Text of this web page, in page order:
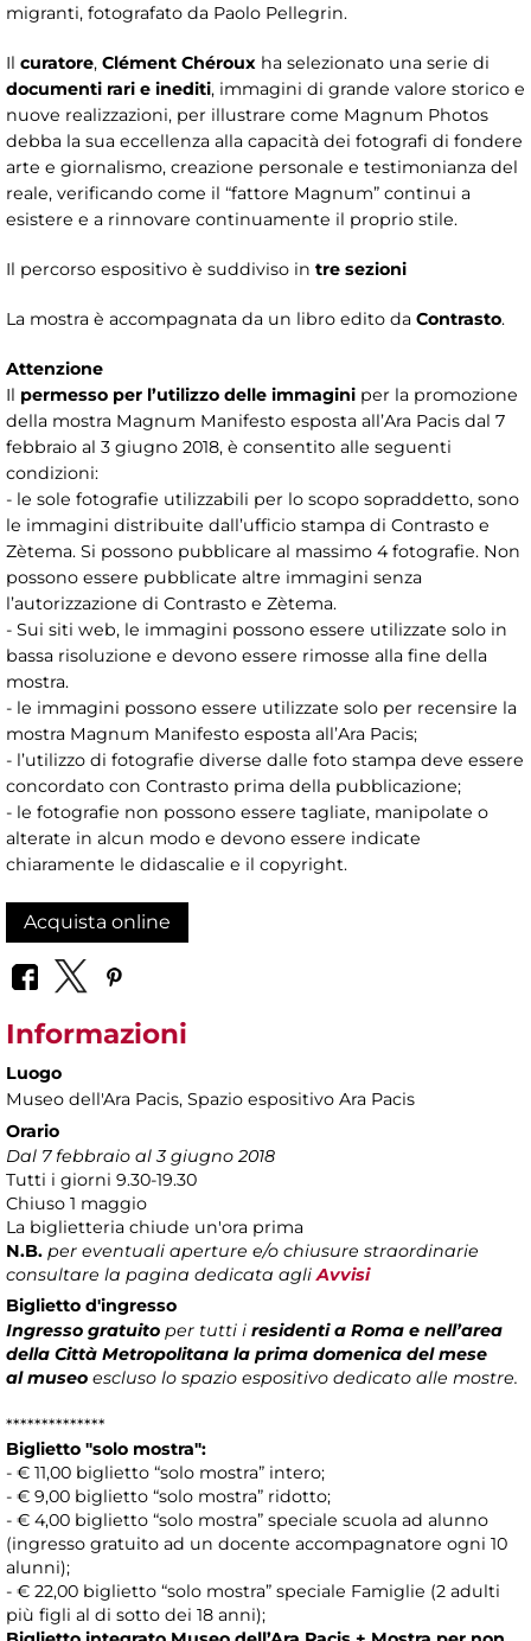
migranti, fotografato da Paolo Pellegrin.
Il curatore, Clément Chéroux ha selezionato una serie di
documenti rari e inediti, immagini di grande valore storico e
nuove realizzazioni, per illustrare come Magnum Photos
debba la sua eccellenza alla capacità dei fotografi di fondere
arte e giornalismo, creazione personale e testimonianza del
reale, verificando come il “fattore Magnum” continui a
esistere e a rinnovare continuamente il proprio stile.
Il percorso espositivo è suddiviso in tre sezioni
La mostra è accompagnata da un libro edito da Contrasto.
Attenzione
Il permesso per l’utilizzo delle immagini per la promozione
della mostra Magnum Manifesto esposta all’Ara Pacis dal 7
febbraio al 3 giugno 2018, è consentito alle seguenti
condizioni:
- le sole fotografie utilizzabili per lo scopo sopraddetto, sono
le immagini distribuite dall’ufficio stampa di Contrasto e
Zètema. Si possono pubblicare al massimo 4 fotografie. Non
possono essere pubblicate altre immagini senza
l’autorizzazione di Contrasto e Zètema.
- Sui siti web, le immagini possono essere utilizzate solo in
bassa risoluzione e devono essere rimosse alla fine della
mostra.
- le immagini possono essere utilizzate solo per recensire la
mostra Magnum Manifesto esposta all’Ara Pacis;
- l’utilizzo di fotografie diverse dalle foto stampa deve essere
concordato con Contrasto prima della pubblicazione;
- le fotografie non possono essere tagliate, manipolate o
alterate in alcun modo e devono essere indicate
chiaramente le didascalie e il copyright.
Acquista online
Informazioni
Luogo
Museo dell'Ara Pacis, Spazio espositivo Ara Pacis
Orario
Dal 7 febbraio al 3 giugno 2018
Tutti i giorni 9.30-19.30
Chiuso 1 maggio
La biglietteria chiude un'ora prima
N.B. per eventuali aperture e/o chiusure straordinarie
consultare la pagina dedicata agli Avvisi
Biglietto d'ingresso
Ingresso gratuito per tutti i residenti a Roma e nell’area
della Città Metropolitana la prima domenica del mese
al museo escluso lo spazio espositivo dedicato alle mostre.
**************
Biglietto "solo mostra":
- € 11,00 biglietto “solo mostra” intero;
- € 9,00 biglietto “solo mostra” ridotto;
- € 4,00 biglietto “solo mostra” speciale scuola ad alunno
(ingresso gratuito ad un docente accompagnatore ogni 10
alunni);
- € 22,00 biglietto “solo mostra” speciale Famiglie (2 adulti
più figli al di sotto dei 18 anni);